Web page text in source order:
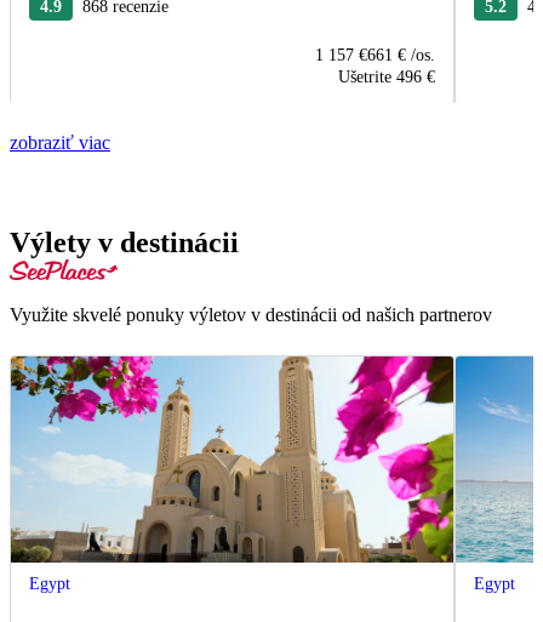
4.9 868 recenzie
1 157 €661 € /os.
Ušetrite 496 €
5.2
zobraziť viac
Výlety v destinácii
Využite skvelé ponuky výletov v destinácii od našich partnerov
Egypt Egypt